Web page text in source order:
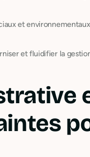
et
et fluidifier la